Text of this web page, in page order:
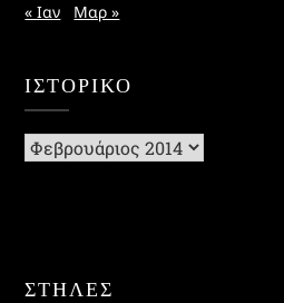
« Ιαν
Μαρ »
ΙΣΤΟΡΙΚΌ
Ιστορικό
ΣΤΗΛΕΣ